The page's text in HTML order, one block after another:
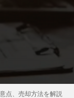
点、売却方法を解説